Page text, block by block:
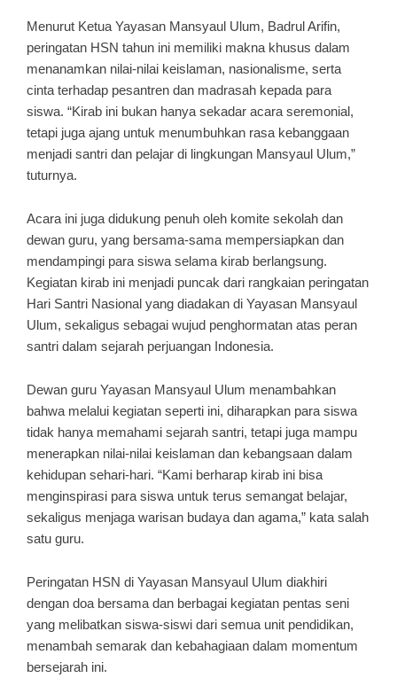
Menurut Ketua Yayasan Mansyaul Ulum, Badrul Arifin,
peringatan HSN tahun ini memiliki makna khusus dalam
menanamkan nilai-nilai keislaman, nasionalisme, serta
cinta terhadap pesantren dan madrasah kepada para
siswa. “Kirab ini bukan hanya sekadar acara seremonial,
tetapi juga ajang untuk menumbuhkan rasa kebanggaan
menjadi santri dan pelajar di lingkungan Mansyaul Ulum,”
tuturnya.
Acara ini juga didukung penuh oleh komite sekolah dan
dewan guru, yang bersama-sama mempersiapkan dan
mendampingi para siswa selama kirab berlangsung.
Kegiatan kirab ini menjadi puncak dari rangkaian peringatan
Hari Santri Nasional yang diadakan di Yayasan Mansyaul
Ulum, sekaligus sebagai wujud penghormatan atas peran
santri dalam sejarah perjuangan Indonesia.
Dewan guru Yayasan Mansyaul Ulum menambahkan
bahwa melalui kegiatan seperti ini, diharapkan para siswa
tidak hanya memahami sejarah santri, tetapi juga mampu
menerapkan nilai-nilai keislaman dan kebangsaan dalam
kehidupan sehari-hari. “Kami berharap kirab ini bisa
menginspirasi para siswa untuk terus semangat belajar,
sekaligus menjaga warisan budaya dan agama,” kata salah
satu guru.
Peringatan HSN di Yayasan Mansyaul Ulum diakhiri
dengan doa bersama dan berbagai kegiatan pentas seni
yang melibatkan siswa-siswi dari semua unit pendidikan,
menambah semarak dan kebahagiaan dalam momentum
bersejarah ini.